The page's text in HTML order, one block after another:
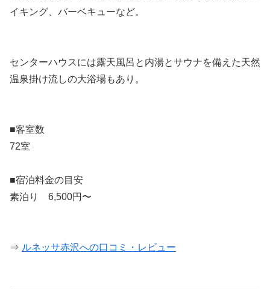
イキング、バーベキューなど。
センターハウスには露天風呂と内湯とサウナを備えた天然
温泉掛け流しの大浴場もあり。
■客室数
72室
■宿泊料金の目安
素泊り 6,500円〜
⇒ ルネッサ赤沢への口コミ・レビュー